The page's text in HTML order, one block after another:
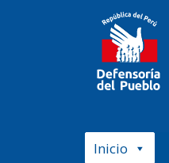
Inicio